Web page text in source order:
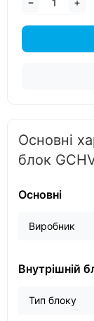
Основні
блок
Основні
Виробник
Внутрішній
Тип блоку